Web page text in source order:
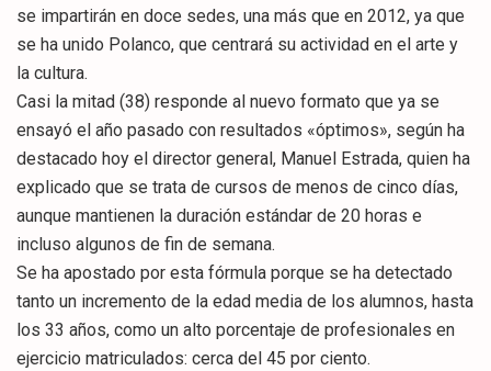
se impartirán en doce sedes, una más que en 2012, ya que
se ha unido Polanco, que centrará su actividad en el arte y
la cultura.
Casi la mitad (38) responde al nuevo formato que ya se
ensayó el año pasado con resultados «óptimos», según ha
destacado hoy el director general, Manuel Estrada, quien ha
explicado que se trata de cursos de menos de cinco días,
aunque mantienen la duración estándar de 20 horas e
incluso algunos de fin de semana.
Se ha apostado por esta fórmula porque se ha detectado
tanto un incremento de la edad media de los alumnos, hasta
los 33 años, como un alto porcentaje de profesionales en
ejercicio matriculados: cerca del 45 por ciento.